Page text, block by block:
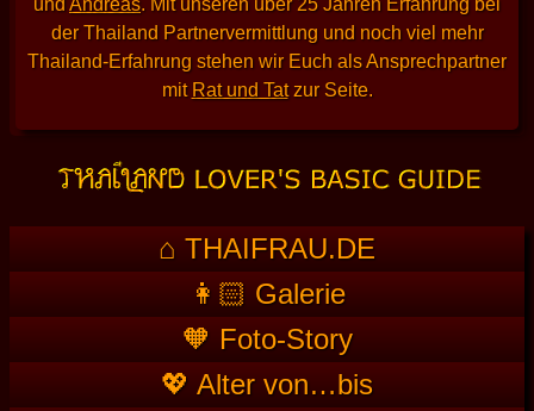
undAndreas. Mit unseren über 25 Jahren Erfahrung bei
der Thailand Partnervermittlung und noch viel mehr
Thailand-Erfahrung stehen wir Euch als Ansprechpartner
mit Rat und Tatzur Seite.
⌂ THAIFRAU.DE
👩🏻 Galerie
🧡 Foto-Story
💖 Alter von…bis